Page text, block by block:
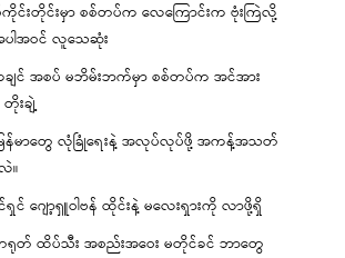
စ်ကိုင်းတိုင်းမှာ စစ်တပ်က လေကြောင်းက ဗုံးကြဲလို့
ါအဝင် လူသေဆုံး
ချင် အစပ် မဘိမ်းဘက်မှာ စစ်တပ်က အင်အား
တိုးချဲ့
ြန်မာတွေ လုံခြုံရေးနဲ့ အလုပ်လုပ်ဖို့ အကန့်အသတ်
။
င်ရှင် ဂျော့ရှူဝါဗန် ထိုင်းနဲ့ မလေးရှားကို လာဖို့ရှိ
ရုတ် ထိပ်သီး အစည်းအဝေး မတိုင်ခင် ဘာတွေ